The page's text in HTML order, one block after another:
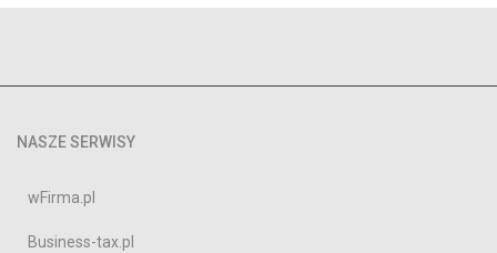
NASZE SERWISY
wFirma.pl
Business-tax.pl